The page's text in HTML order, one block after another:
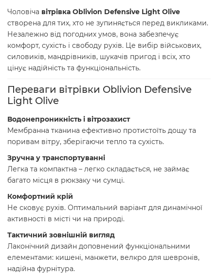
Чоловіча вітрівка Oblivion Defensive Light Olive
створена для тих, хто не зупиняється перед викликами.
Незалежно від погодних умов, вона забезпечує
комфорт, сухість і свободу рухів. Це вибір військових,
силовиків, мандрівників, шукачів пригод і всіх, хто
цінує надійність та функціональність.
Переваги вітрівки Oblivion Defensive
Light Olive
Водонепроникність і вітрозахист
Мембранна тканина ефективно протистоїть дощу та
поривам вітру, зберігаючи тепло та сухість.
Зручна у транспортуванні
Легка та компактна – легко складається, не займає
багато місця в рюкзаку чи сумці.
Комфортний крій
Не сковує рухів. Оптимальний варіант для динамічної
активності в місті чи на природі.
Тактичний зовнішній вигляд
Лаконічний дизайн доповнений функціональними
елементами: кишені, манжети, велкро для шевронів,
надійна фурнітура.